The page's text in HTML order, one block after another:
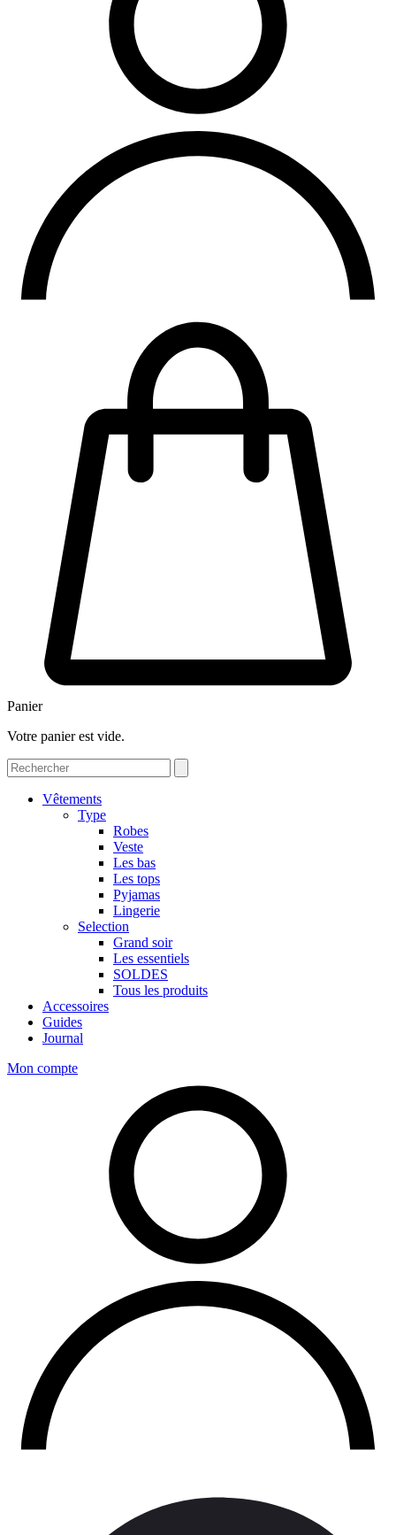
Panier
Votre panier est vide.
Vêtements
Type
Robes
Veste
Les bas
Les tops
Pyjamas
Lingerie
Selection
Grand soir
Les essentiels
SOLDES
Tous les produits
Accessoires
Guides
Journal
Mon compte